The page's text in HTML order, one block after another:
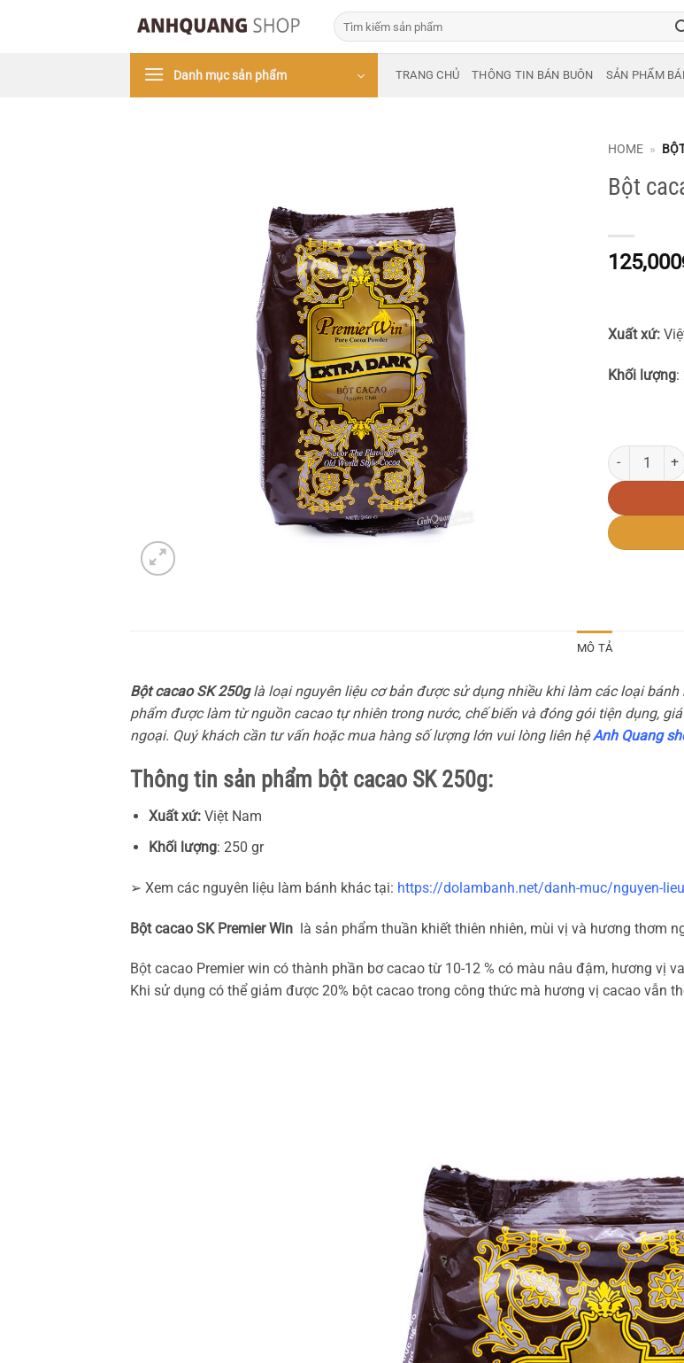
Tìm
kiếm:
Danh mục sản phẩm TRANG CHỦ THÔNG TIN BÁN BUÔN SẢN PHẨM
HOME »
Bột
125,000
Xuất xứ:
Khối lượng:
Bột cacao SK
MÔ TẢ
Bột cacao SK 250glà loại nguyên liệu cơ bản được sử dụng nhiều khi làm các loại
phẩm được làm từ nguồn cacao tự nhiên trong nước, chế biến và đóng gói tiện dụng,
ngoại. Quý khách cần tư vấn hoặc mua hàng số lượng lớn vui lòng liên hệAnh Quang
Thông tin sản phẩm bột cacao SK 250g:
Xuất xứ:Việt Nam
Khối lượng: 250 gr
➢ Xem các nguyên liệu làm bánh khác tại: https://dolambanh.net/danh-muc/nguyen-
Bột cacao SK Premier Win là sản phẩm thuần khiết thiên nhiên, mùi vị và hương thơm
Bột cacao Premier win có thành phần bơ cacao từ 10-12 % có màu nâu đậm, hương vị
Khi sử dụng có thể giảm được 20% bột cacao trong công thức mà hương vị cacao vẫn